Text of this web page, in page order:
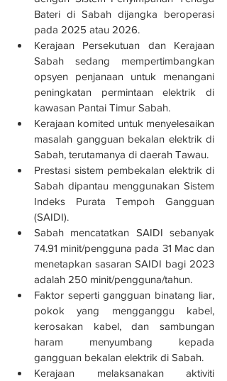
Bateri di Sabah dijangka beroperasi
pada 2025 atau 2026.
Kerajaan Persekutuan dan Kerajaan
Sabah sedang mempertimbangkan
opsyen penjanaan untuk menangani
peningkatan permintaan elektrik di
kawasan Pantai Timur Sabah.
Kerajaan komited untuk menyelesaikan
masalah gangguan bekalan elektrik di
Sabah, terutamanya di daerah Tawau.
Prestasi sistem pembekalan elektrik di
Sabah dipantau menggunakan Sistem
Indeks Purata Tempoh Gangguan
(SAIDI).
Sabah mencatatkan SAIDI sebanyak
74.91 minit/pengguna pada 31 Mac dan
menetapkan sasaran SAIDI bagi 2023
adalah 250 minit/pengguna/tahun.
Faktor seperti gangguan binatang liar,
pokok yang mengganggu kabel,
kerosakan kabel, dan sambungan
haram menyumbang kepada
gangguan bekalan elektrik di Sabah.
Kerajaan melaksanakan aktiviti